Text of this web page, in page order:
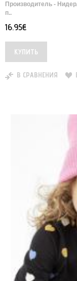
Производитель -
п..
16.95€
В СРАВНЕНИЯ